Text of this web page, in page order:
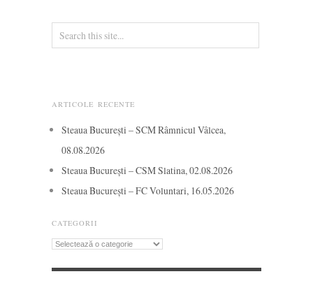
ARTICOLE RECENTE
Steaua București – SCM Râmnicul Vâlcea,
08.08.2026
Steaua București – CSM Slatina, 02.08.2026
Steaua București – FC Voluntari, 16.05.2026
CATEGORII
Categorii